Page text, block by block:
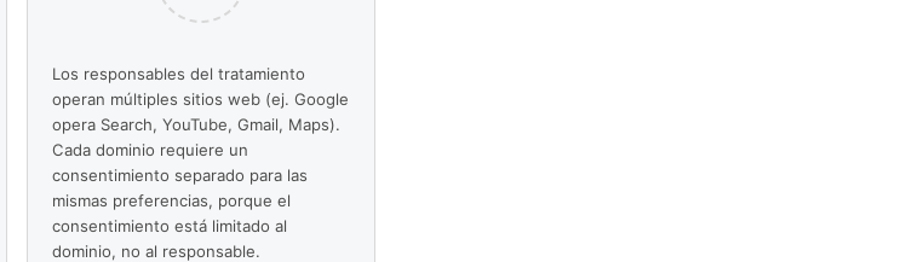
Los responsables del tratamiento
operan múltiples sitios web (ej. Google
opera Search, YouTube, Gmail, Maps).
Cada dominio requiere un
consentimiento separado para las
mismas preferencias, porque el
consentimiento está limitado al
dominio, no al responsable.